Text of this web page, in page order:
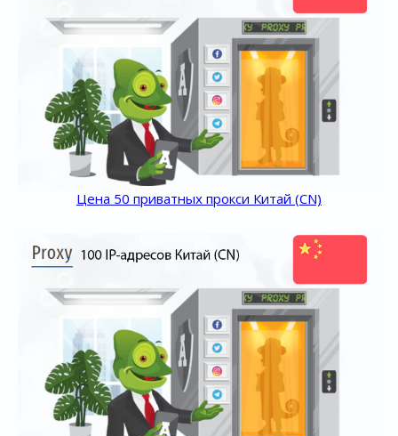
Цена 50 приватных прокси Китай (CN)